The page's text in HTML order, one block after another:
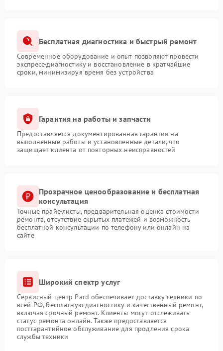
Бесплатная диагностика и быстрый ремонт
Современное оборудование и опыт позволяют провести
экспресс-диагностику и восстановление в кратчайшие
сроки, минимизируя время без устройства
Гарантия на работы и запчасти
Предоставляется документированная гарантия на
выполненные работы и установленные детали, что
защищает клиента от повторных неисправностей
Прозрачное ценообразование и бесплатная
консультация
Точные прайс-листы, предварительная оценка стоимости
ремонта, отсутствие скрытых платежей и возможность
бесплатной консультации по телефону или онлайн на
сайте
Широкий спектр услуг
Сервисный центр Pard обеспечивает доставку техники по
всей РФ, бесплатную диагностику и качественный ремонт,
включая срочный ремонт. Клиенты могут отслеживать
статус ремонта онлайн. Также предоставляется
постгарантийное обслуживание для продления срока
службы техники